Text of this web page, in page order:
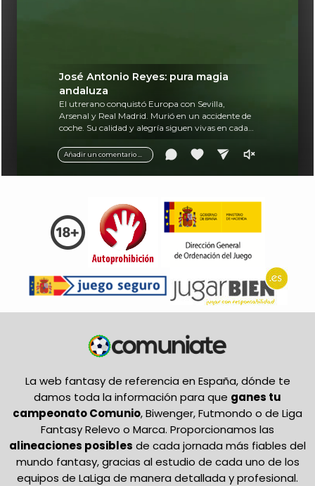
Añadir un comentario ...
José Antonio Reyes: pura magia
andaluza
El utrerano conquistó Europa con Sevilla,
Arsenal y Real Madrid. Murió en un accidente de
coche. Su calidad y alegría siguen vivas en cada
La web fantasy de referencia en España, dónde te
damos toda la información para que ganes tu
campeonato Comunio, Biwenger, Futmondo o de Liga
Fantasy Relevo o Marca. Proporcionamos las
alineaciones posibles de cada jornada más fiables del
mundo fantasy, gracias al estudio de cada uno de los
equipos de LaLiga de manera detallada y profesional.